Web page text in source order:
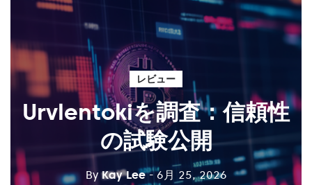
レビュー
Urvlentokiを調査：信頼性
の試験公開
ByKay Lee - 6月 25, 2026